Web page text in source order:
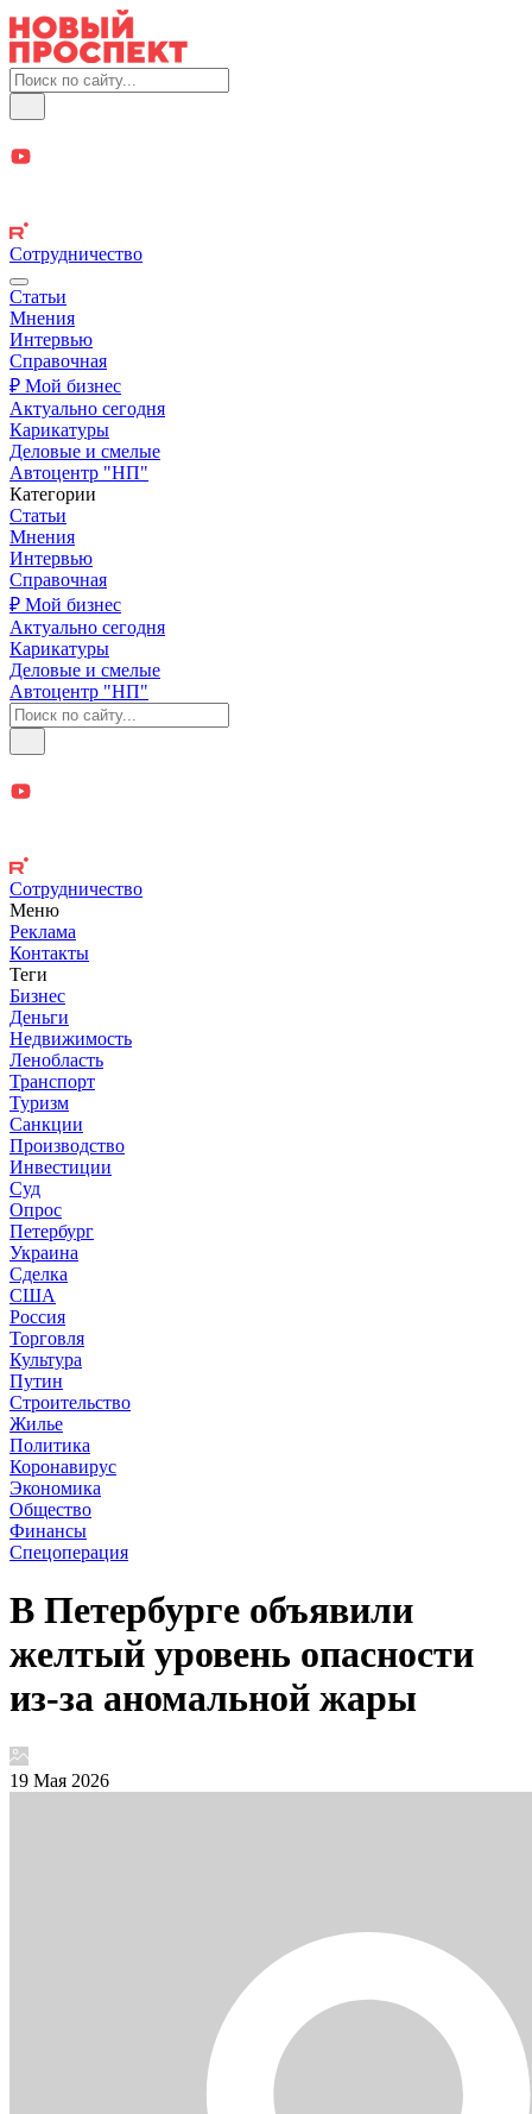
Сотрудничество
Статьи
Мнения
Интервью
Справочная
₽ Мой бизнес
Актуально сегодня
Карикатуры
Деловые и смелые
Автоцентр "НП"
Категории
Статьи
Мнения
Интервью
Справочная
₽ Мой бизнес
Актуально сегодня
Карикатуры
Деловые и смелые
Автоцентр "НП"
Сотрудничество
Меню
Реклама
Контакты
Теги
Бизнес
Деньги
Недвижимость
Ленобласть
Транспорт
Туризм
Санкции
Производство
Инвестиции
Суд
Опрос
Петербург
Украина
Сделка
США
Россия
Торговля
Культура
Путин
Строительство
Жилье
Политика
Коронавирус
Экономика
Общество
Финансы
Спецоперация
В Петербурге объявили
желтый уровень опасности
из-за аномальной жары
19 Мая 2026